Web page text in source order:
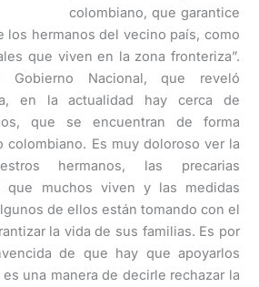
colombiano, que garantice
los hermanos del vecino país, como
que viven en la zona fronteriza”.
Gobierno Nacional, que reveló
en la actualidad hay cerca de
que se encuentran de forma
colombiano. Es muy doloroso ver la
hermanos, las precarias
que muchos viven y las medidas
de ellos están tomando con el
la vida de sus familias. Es por
de que hay que apoyarlos
una manera de decirle rechazar la